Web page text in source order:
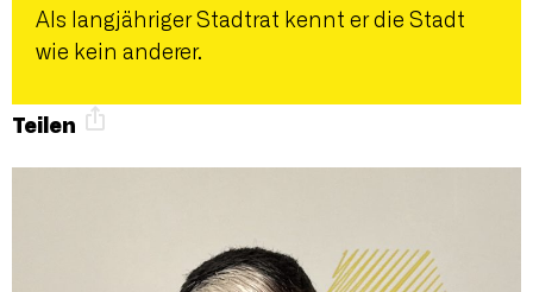
Als langjähriger Stadtrat kennt er die Stadt
wie kein anderer.
Teilen